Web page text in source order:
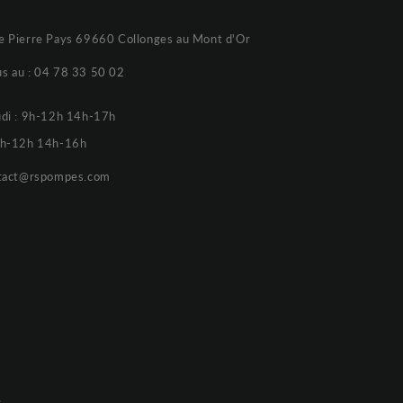
Pierre Pays 69660 Collonges au Mont d'Or
au :04 78 33 50 02
: 9h-12h 14h-17h
12h 14h-16h